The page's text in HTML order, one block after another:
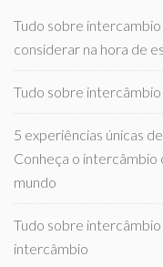
Tudo sobre
considerar na hora de
Tudo sobre intercâmbio
5 experiências únicas
Conheça o intercâmbio
mundo
Tudo sobre intercâmbio
intercâmbio